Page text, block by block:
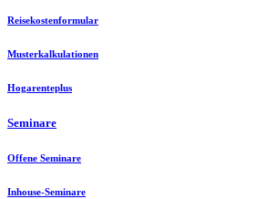
Reisekostenformular
Musterkalkulationen
Hogarenteplus
Seminare
Offene Seminare
Inhouse-Seminare